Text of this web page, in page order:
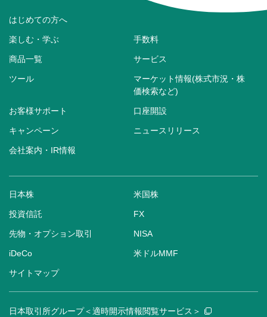
はじめての方へ
楽しむ・学ぶ 手数料
商品一覧 サービス
ツール
マーケット情報(株式市況・株
価検索など)
お客様サポート 口座開設
キャンペーン ニュースリリース
会社案内・IR情報
日本株 米国株
投資信託 FX
先物・オプション取引 NISA
iDeCo 米ドルMMF
サイトマップ
日本取引所グループ＜適時開示情報閲覧サービス＞